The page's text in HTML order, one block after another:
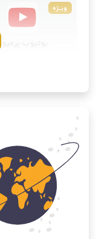
ویــژه
یوتیوب پرمیوم